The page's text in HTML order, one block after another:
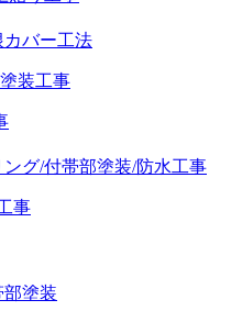
カバー工法
ング/付帯部塗装/防水工事
部塗装